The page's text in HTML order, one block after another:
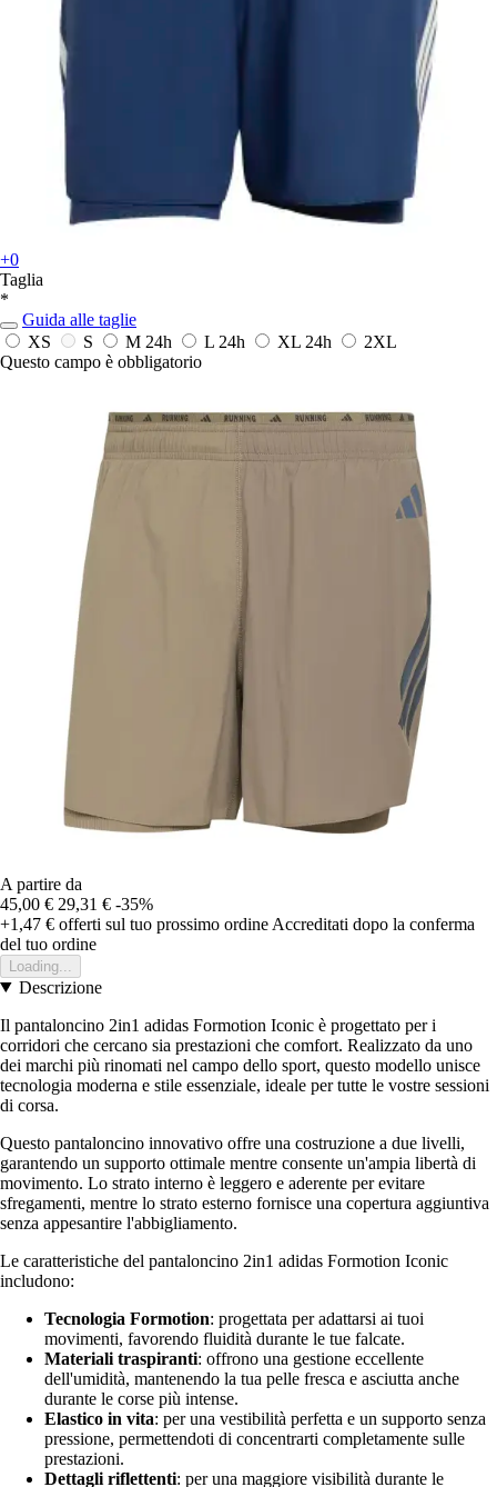
+0
Taglia
*
Guida alle taglie
XS
S M 24h L 24h XL 24h
2XL
Questo campo è obbligatorio
A partire da
45,00 € 29,31 € -35%
+1,47 € offerti sul tuo prossimo ordine Accreditati dopo la conferma
del tuo ordine
Loading...
Descrizione
Il pantaloncino 2in1 adidas Formotion Iconic è progettato per i
corridori che cercano sia prestazioni che comfort. Realizzato da uno
dei marchi più rinomati nel campo dello sport, questo modello unisce
tecnologia moderna e stile essenziale, ideale per tutte le vostre sessioni
di corsa.
Questo pantaloncino innovativo offre una costruzione a due livelli,
garantendo un supporto ottimale mentre consente un'ampia libertà di
movimento. Lo strato interno è leggero e aderente per evitare
sfregamenti, mentre lo strato esterno fornisce una copertura aggiuntiva
senza appesantire l'abbigliamento.
Le caratteristiche del pantaloncino 2in1 adidas Formotion Iconic
includono:
Tecnologia Formotion: progettata per adattarsi ai tuoi
movimenti, favorendo fluidità durante le tue falcate.
Materiali traspiranti: offrono una gestione eccellente
dell'umidità, mantenendo la tua pelle fresca e asciutta anche
durante le corse più intense.
Elastico in vita: per una vestibilità perfetta e un supporto senza
pressione, permettendoti di concentrarti completamente sulle
prestazioni.
Dettagli riflettenti: per una maggiore visibilità durante le